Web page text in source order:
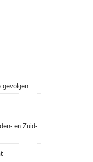
en Zuid-